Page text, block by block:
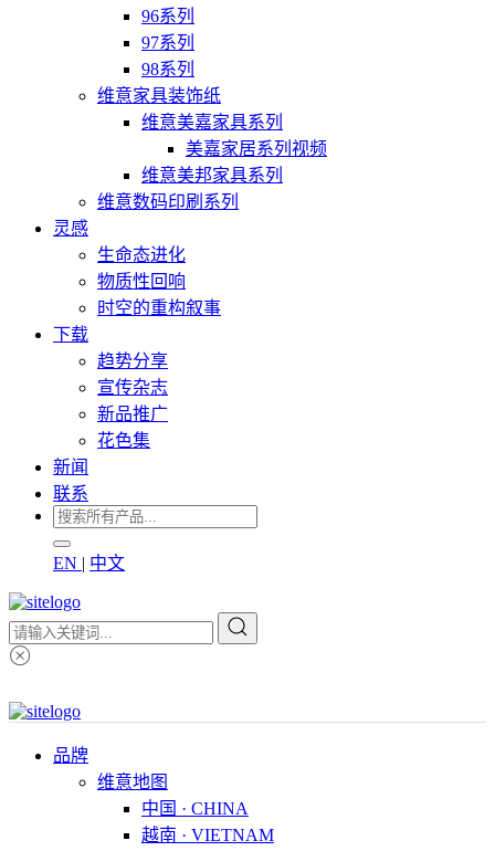
96系列
97系列
98系列
维意家具装饰纸
维意美嘉家具系列
美嘉家居系列视频
维意美邦家具系列
维意数码印刷系列
灵感
生命态进化
物质性回响
时空的重构叙事
下载
趋势分享
宣传杂志
新品推广
花色集
新闻
联系
EN | 中文
品牌
维意地图
中国 · CHINA
越南 · VIETNAM